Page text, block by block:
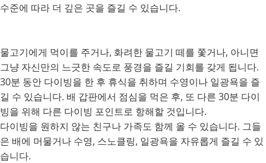
수준에 따라 더 깊은 곳을 즐길 수 있습니다.
물고기에게 먹이를 주거나, 화려한 물고기 떼를 쫓거나, 아니면
그냥 자신만의 느긋한 속도로 풍경을 즐길 기회를 갖게 됩니다.
30분 동안 다이빙을 한 후 휴식을 취하며 수영이나 일광욕을 즐
길 수 있습니다. 배 갑판에서 점심을 먹은 후, 또 다른 30분 다이
빙을 위해 다른 다이빙 포인트로 항해할 것입니다.
다이빙을 원하지 않는 친구나 가족도 함께 올 수 있습니다. 그들
은 배에 머물거나 수영, 스노클링, 일광욕을 자유롭게 즐길 수 있
습니다.